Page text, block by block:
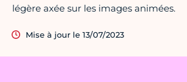
légère axée sur les images animées.
Mise à jour le 13/07/2023